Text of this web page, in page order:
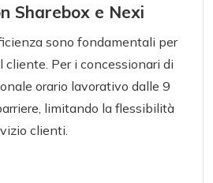
Sharebox e Nexi
sono fondamentali per
cliente. Per i concessionari di
orario lavorativo dalle 9
limitando la flessibilità
clienti.